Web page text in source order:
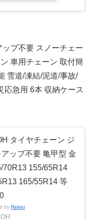
プ不要 スノーチェー
車用チェーン 取付簡
雪道/凍結/泥道/事故/
応急用 6本 収納ケース
タイヤチェーン ジ
アップ不要 亀甲型 金
70R13 155/65R14
165/55R14 等
by Rinker